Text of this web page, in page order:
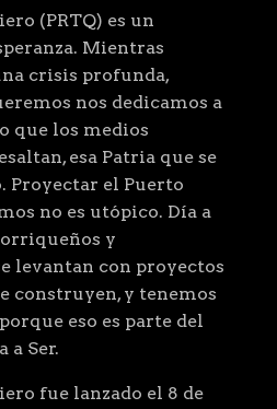
(PRTQ) es un
Mientras
crisis profunda,
nos dedicamos a
que los medios
esa Patria que se
Proyectar el Puerto
no es utópico. Día a
y
levantan con proyectos
construyen, y tenemos
eso es parte del
a Ser.
fue lanzado el 8 de